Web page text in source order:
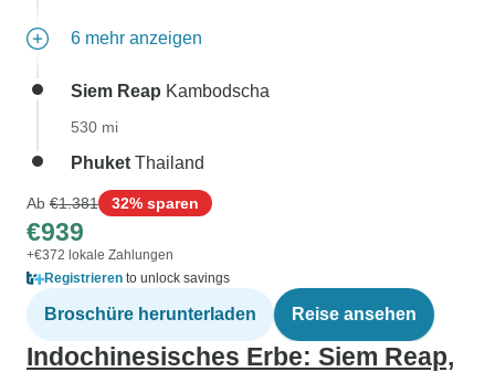
6 mehr anzeigen
Siem Reap Kambodscha
530 mi
Phuket Thailand
Ab €1.381 32% sparen
€939
+€372 lokale Zahlungen
Registrieren to unlock savings
Broschüre herunterladen Reise ansehen
Indochinesisches Erbe: Siem Reap,